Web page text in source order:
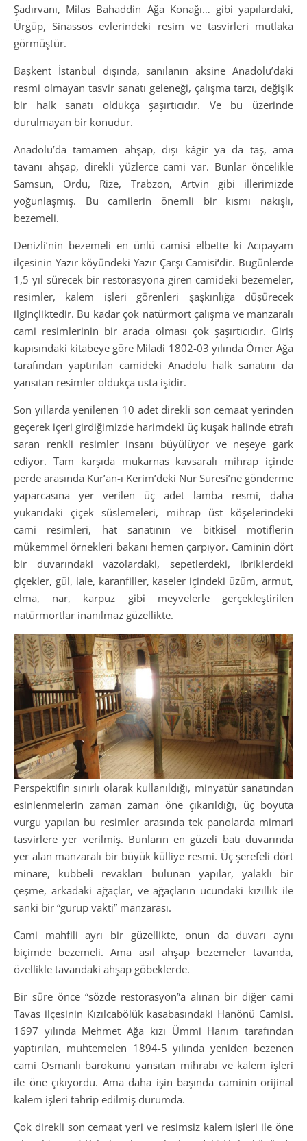
Şadırvanı, Milas Bahaddin Ağa Konağı… gibi yapılardaki,
Ürgüp, Sinassos evlerindeki resim ve tasvirleri mutlaka
görmüştür.
Başkent İstanbul dışında, sanılanın aksine Anadolu’daki
resmi olmayan tasvir sanatı geleneği, çalışma tarzı, değişik
bir halk sanatı oldukça şaşırtıcıdır. Ve bu üzerinde
durulmayan bir konudur.
Anadolu’da tamamen ahşap, dışı kâgir ya da taş, ama
tavanı ahşap, direkli yüzlerce cami var. Bunlar öncelikle
Samsun, Ordu, Rize, Trabzon, Artvin gibi illerimizde
yoğunlaşmış. Bu camilerin önemli bir kısmı nakışlı,
bezemeli.
Denizli’nin bezemeli en ünlü camisi elbette ki Acıpayam
ilçesinin Yazır köyündeki Yazır Çarşı Camisi’dir. Bugünlerde
1,5 yıl sürecek bir restorasyona giren camideki bezemeler,
resimler, kalem işleri görenleri şaşkınlığa düşürecek
ilginçliktedir. Bu kadar çok natürmort çalışma ve manzaralı
cami resimlerinin bir arada olması çok şaşırtıcıdır. Giriş
kapısındaki kitabeye göre Miladi 1802-03 yılında Ömer Ağa
tarafından yaptırılan camideki Anadolu halk sanatını da
yansıtan resimler oldukça usta işidir.
Son yıllarda yenilenen 10 adet direkli son cemaat yerinden
geçerek içeri girdiğimizde harimdeki üç kuşak halinde etrafı
saran renkli resimler insanı büyülüyor ve neşeye gark
ediyor. Tam karşıda mukarnas kavsaralı mihrap içinde
perde arasında Kur’an-ı Kerim’deki Nur Suresi’ne gönderme
yaparcasına yer verilen üç adet lamba resmi, daha
yukarıdaki çiçek süslemeleri, mihrap üst köşelerindeki
cami resimleri, hat sanatının ve bitkisel motiflerin
mükemmel örnekleri bakanı hemen çarpıyor. Caminin dört
bir duvarındaki vazolardaki, sepetlerdeki, ibriklerdeki
çiçekler, gül, lale, karanfiller, kaseler içindeki üzüm, armut,
elma, nar, karpuz gibi meyvelerle gerçekleştirilen
natürmortlar inanılmaz güzellikte.
Perspektifin sınırlı olarak kullanıldığı, minyatür sanatından
esinlenmelerin zaman zaman öne çıkarıldığı, üç boyuta
vurgu yapılan bu resimler arasında tek panolarda mimari
tasvirlere yer verilmiş. Bunların en güzeli batı duvarında
yer alan manzaralı bir büyük külliye resmi. Üç şerefeli dört
minare, kubbeli revakları bulunan yapılar, yalaklı bir
çeşme, arkadaki ağaçlar, ve ağaçların ucundaki kızıllık ile
sanki bir “gurup vakti” manzarası.
Cami mahfili ayrı bir güzellikte, onun da duvarı aynı
biçimde bezemeli. Ama asıl ahşap bezemeler tavanda,
özellikle tavandaki ahşap göbeklerde.
Bir süre önce “sözde restorasyon”a alınan bir diğer cami
Tavas ilçesinin Kızılcabölük kasabasındaki Hanönü Camisi.
1697 yılında Mehmet Ağa kızı Ümmi Hanım tarafından
yaptırılan, muhtemelen 1894-5 yılında yeniden bezenen
cami Osmanlı barokunu yansıtan mihrabı ve kalem işleri
ile öne çıkıyordu. Ama daha işin başında caminin orijinal
kalem işleri tahrip edilmiş durumda.
Çok direkli son cemaat yeri ve resimsiz kalem işleri ile öne